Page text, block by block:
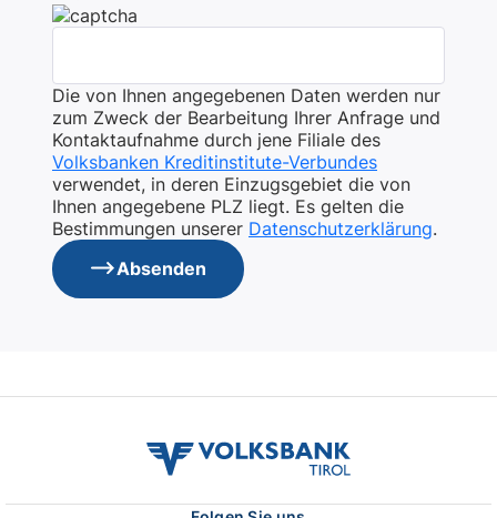
Die von Ihnen angegebenen Daten werden nur
zum Zweck der Bearbeitung Ihrer Anfrage und
Kontaktaufnahme durch jene Filiale des
Volksbanken Kreditinstitute-Verbundes
verwendet, in deren Einzugsgebiet die von
Ihnen angegebene PLZ liegt. Es gelten die
Bestimmungen unserer Datenschutzerklärung.
Absenden
volksbank